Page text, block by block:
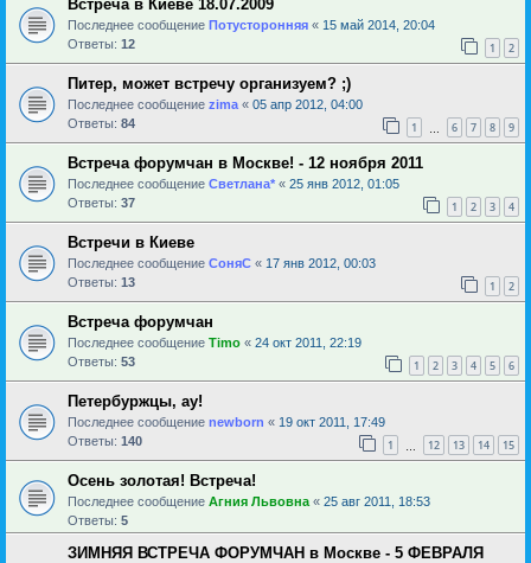
Встреча в Киеве 18.07.2009
Последнее сообщение Потусторонняя « 15 май 2014, 20:04
Ответы: 12 1 2
Питер, может встречу организуем? ;)
Последнее сообщение zima « 05 апр 2012, 04:00
Ответы: 84 1 6 7 8 9
Встреча форумчан в Москве! - 12 ноября 2011
Последнее сообщение Светлана* « 25 янв 2012, 01:05
Ответы: 37 1 2 3 4
Встречи в Киеве
Последнее сообщение СоняС « 17 янв 2012, 00:03
Ответы: 13 1 2
Встреча форумчан
Последнее сообщение Timo « 24 окт 2011, 22:19
Ответы: 53 1 2 3 4 5 6
Петербуржцы, ау!
Последнее сообщение newborn « 19 окт 2011, 17:49
Ответы: 140 1 12 13 14 15
Осень золотая! Встреча!
Последнее сообщение Агния Львовна « 25 авг 2011, 18:53
Ответы: 5
ЗИМНЯЯ ВСТРЕЧА ФОРУМЧАН в Москве - 5 ФЕВРАЛЯ